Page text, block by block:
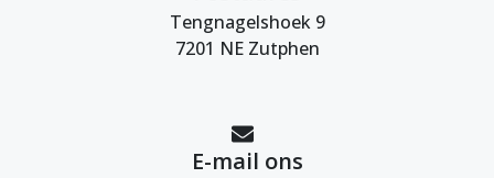
Tengnagelshoek 9
7201 NE Zutphen
E-mail ons